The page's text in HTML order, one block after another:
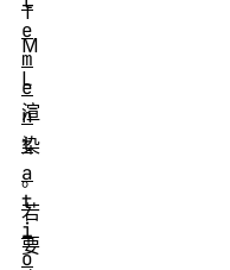
T
M
L
渲
染
。
若
要
e
m
e
n
t
a
t
i
o